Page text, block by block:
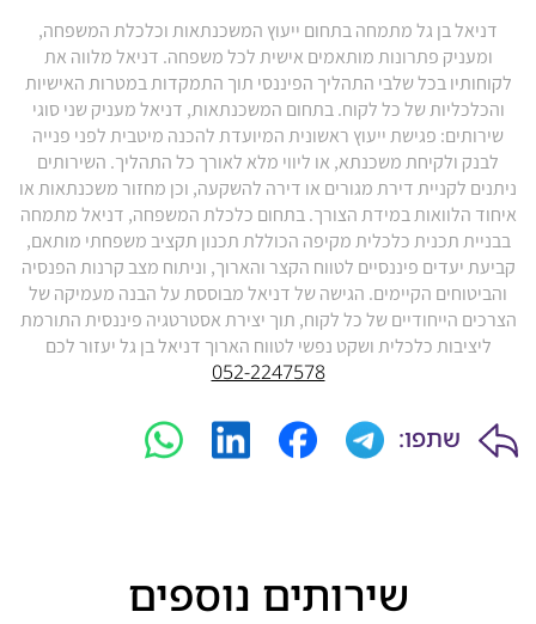
דניאל בן גל מתמחה בתחום ייעוץ המשכנתאות וכלכלת המשפחה,
ומעניק פתרונות מותאמים אישית לכל משפחה. דניאל מלווה את
לקוחותיו בכל שלבי התהליך הפיננסי תוך התמקדות במטרות האישיות
והכלכליות של כל לקוח. בתחום המשכנתאות, דניאל מעניק שני סוגי
שירותים: פגישת ייעוץ ראשונית המיועדת להכנה מיטבית לפני פנייה
לבנק ולקיחת משכנתא, או ליווי מלא לאורך כל התהליך. השירותים
ניתנים לקניית דירת מגורים או דירה להשקעה, וכן מחזור משכנתאות או
איחוד הלוואות במידת הצורך. בתחום כלכלת המשפחה, דניאל מתמחה
בבניית תכנית כלכלית מקיפה הכוללת תכנון תקציב משפחתי מותאם,
קביעת יעדים פיננסיים לטווח הקצר והארוך, וניתוח מצב קרנות הפנסיה
והביטוחים הקיימים. הגישה של דניאל מבוססת על הבנה מעמיקה של
הצרכים הייחודיים של כל לקוח, תוך יצירת אסטרטגיה פיננסית התורמת
ליציבות כלכלית ושקט נפשי לטווח הארוך דניאל בן גל יעזור לכם
052-2247578
שתפו:
שירותים נוספים